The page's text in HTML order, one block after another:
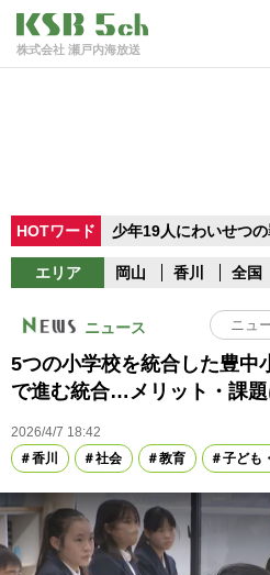
株式会社 瀬戸内海放送
HOTワード 少年19人にわいせつ
エリア 岡山 香川 全国
ニュース
5つの小学校を統合した豊
で進む統合…メリット・課
2026/4/7 18:42
香川
社会 教育 子ども